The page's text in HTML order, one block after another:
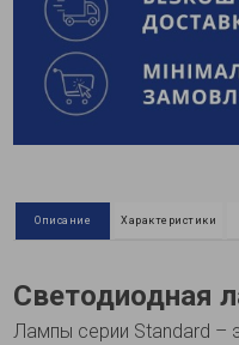
Описание Характеристики
Светодиодная
Лампы серии Standard –